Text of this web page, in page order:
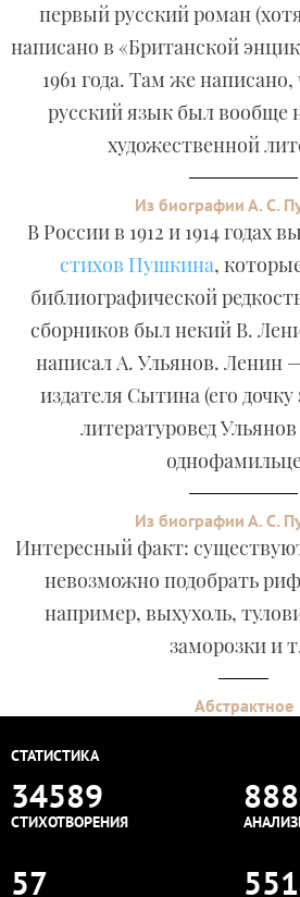
первый русский роман
написано в «Британской
1961 года. Там же
русский язык был вообще
художественной
Из биографии А. С.
В России в 1912 и 1914 годах
стихов Пушкина,
библиографической
сборников был некий В.
написал А. Ульянов. Ленин
издателя Сытина (его
литературовед
Из биографии А. С.
Интересный факт:
невозможно подобрать
например, выхухоль,
заморозки и
Абстрактное
СТАТИСТИКА
34589
СТИХОТВОРЕНИЯ
888
57 551